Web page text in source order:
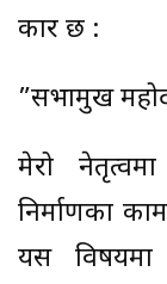
प्रकार छ :
”सभामुख
मेरो
निर्माणका
यस